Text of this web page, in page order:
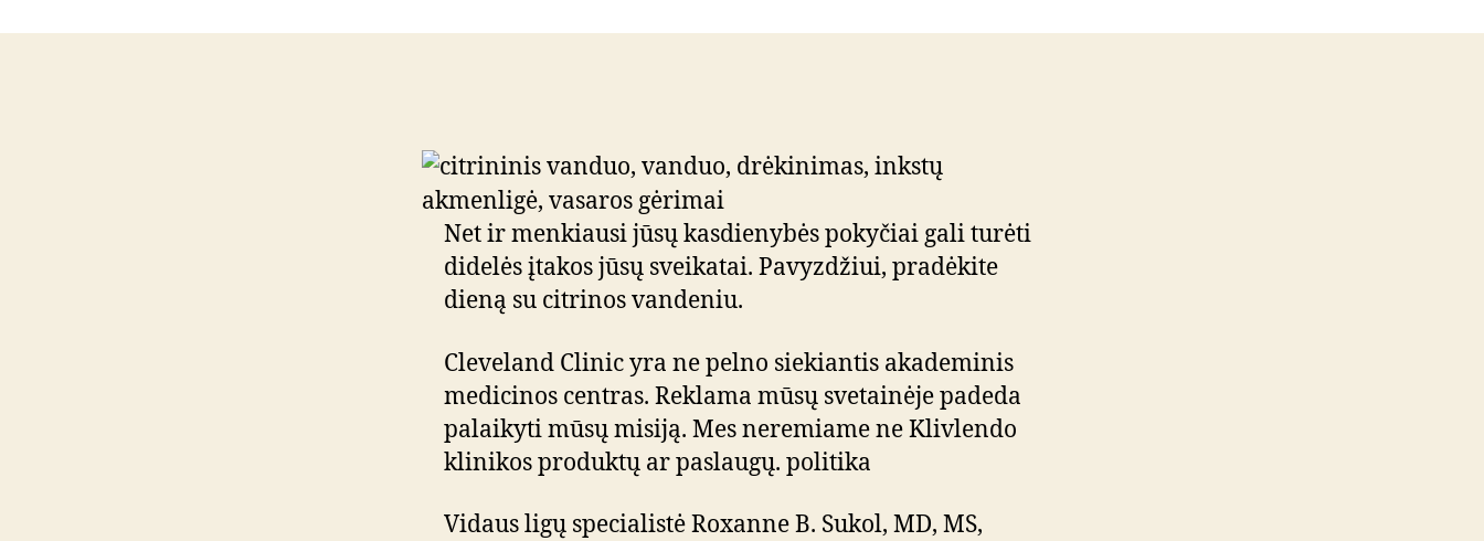
Net ir menkiausi jūsų kasdienybės pokyčiai gali turėti
didelės įtakos jūsų sveikatai. Pavyzdžiui, pradėkite
dieną su citrinos vandeniu.
Cleveland Clinic yra ne pelno siekiantis akademinis
medicinos centras. Reklama mūsų svetainėje padeda
palaikyti mūsų misiją. Mes neremiame ne Klivlendo
klinikos produktų ar paslaugų. politika
Vidaus ligų specialistė Roxanne B. Sukol, MD, MS,